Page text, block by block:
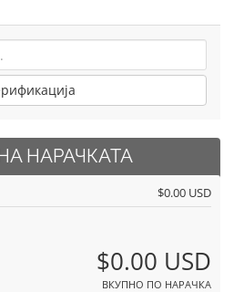
НАРАЧКАТА
$0.00 USD
$0.00 USD
ВКУПНО ПО НАРАЧКА